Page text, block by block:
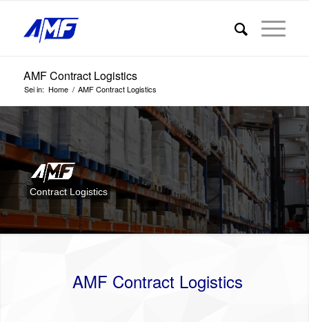
AMF Contract Logistics
Sei in: Home / AMF Contract Logistics
Contract Logistics
AMF Contract Logistics